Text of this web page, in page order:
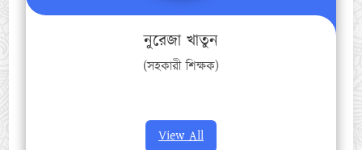
নুরেজা খাতুন
(সহকারী শিক্ষক)
View All